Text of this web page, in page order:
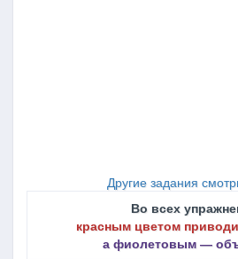
Другие задания
Во всех
красным цветом
а фиолетовым ―